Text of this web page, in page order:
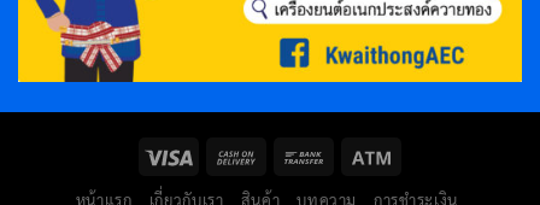
หน้าแรก เกี่ยวกับเรา สินค้า บทความ การชำระเงิน